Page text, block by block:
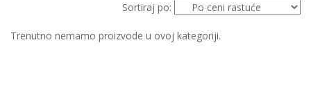
Sortiraj po:
Trenutno nemamo proizvode u ovoj kategoriji.